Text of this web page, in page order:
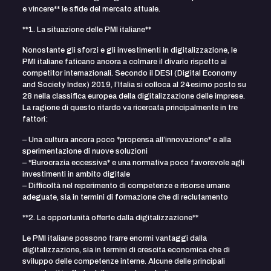
e vincere** le sfide del mercato attuale.
**1. La situazione delle PMI italiane**
Nonostante gli sforzi e gli investimenti in digitalizzazione, le
PMI italiane faticano ancora a colmare il divario rispetto ai
competitor internazionali. Secondo il DESI (Digital Economy
and Society Index) 2019, l’Italia si colloca al 24esimo posto su
28 nella classifica europea della digitalizzazione delle imprese.
La ragione di questo ritardo va ricercata principalmente in tre
fattori:
– Una cultura ancora poco *propensa all’innovazione* e alla
sperimentazione di nuove soluzioni
– *Burocrazia eccessiva* e una normativa poco favorevole agli
investimenti in ambito digitale
– Difficoltà nel reperimento di competenze e risorse umane
adeguate, sia in termini di formazione che di reclutamento
**2. Le opportunità offerte dalla digitalizzazione**
Le PMI italiane possono trarre enormi vantaggi dalla
digitalizzazione, sia in termini di crescita economica che di
sviluppo delle competenze interne. Alcune delle principali